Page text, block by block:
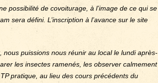
possibilité de covoiturage, à l’image de ce qui se
sera défini. L’inscription à l’avance sur le site
puissions nous réunir au local le lundi après-
les insectes ramenés, les observer calmement
pratique, au lieu des cours précédents du